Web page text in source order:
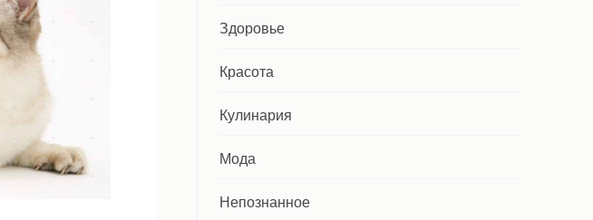
Здоровье
Красота
Кулинария
Мода
Непознанное